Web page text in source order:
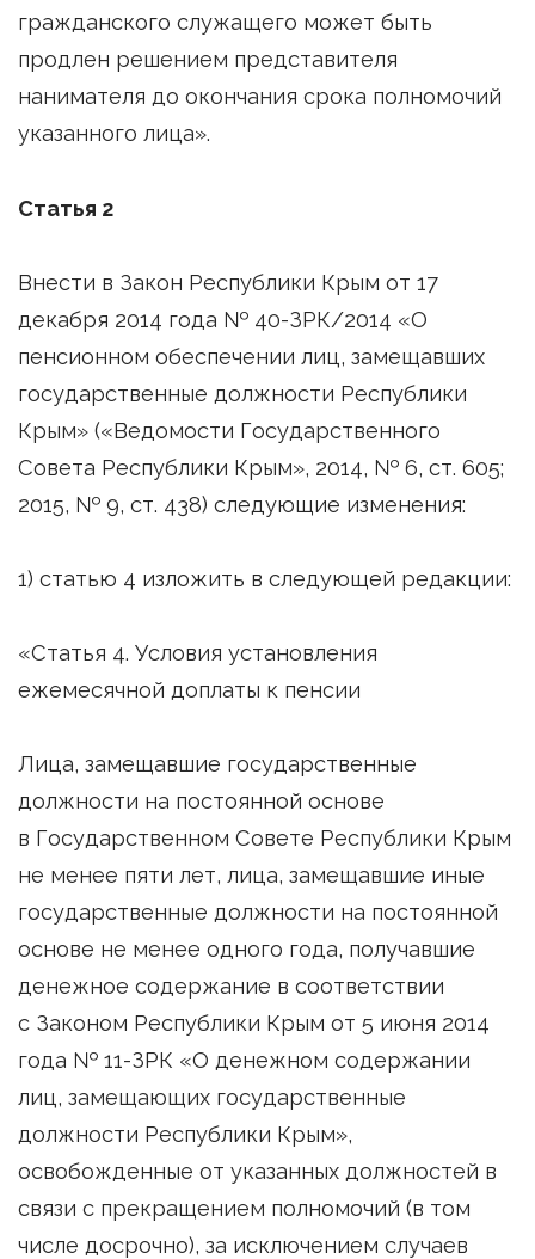
гражданского служащего может быть
продлен решением представителя
нанимателя до окончания срока полномочий
указанного лица».
Статья 2
Внести в Закон Республики Крым от 17
декабря 2014 года № 40-ЗРК/2014 «О
пенсионном обеспечении лиц, замещавших
государственные должности Республики
Крым» («Ведомости Государственного
Совета Республики Крым», 2014, № 6, ст. 605;
2015, № 9, ст. 438) следующие изменения:
1) статью 4 изложить в следующей редакции:
«Статья 4. Условия установления
ежемесячной доплаты к пенсии
Лица, замещавшие государственные
должности на постоянной основе
в Государственном Совете Республики Крым
не менее пяти лет, лица, замещавшие иные
государственные должности на постоянной
основе не менее одного года, получавшие
денежное содержание в соответствии
с Законом Республики Крым от 5 июня 2014
года № 11-ЗРК «О денежном содержании
лиц, замещающих государственные
должности Республики Крым»,
освобожденные от указанных должностей в
связи с прекращением полномочий (в том
числе досрочно), за исключением случаев